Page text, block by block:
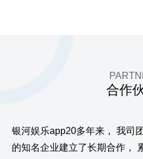
合作
银河娱乐app20多年来，
我司
的知名企业建立了长期合作，